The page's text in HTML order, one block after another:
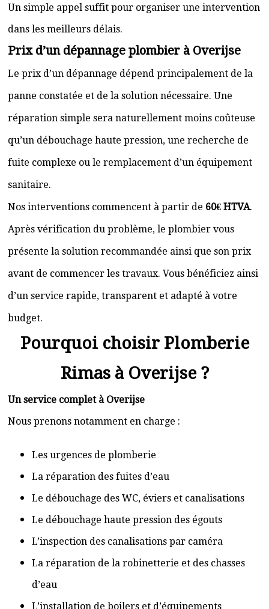
Un simple appel suffit pour organiser une intervention
dans les meilleurs délais.
Prix d’un dépannage plombier à Overijse
Le prix d’un dépannage dépend principalement de la
panne constatée et de la solution nécessaire. Une
réparation simple sera naturellement moins coûteuse
qu’un débouchage haute pression, une recherche de
fuite complexe ou le remplacement d’un équipement
sanitaire.
Nos interventions commencent à partir de 60€ HTVA.
Après vérification du problème, le plombier vous
présente la solution recommandée ainsi que son prix
avant de commencer les travaux. Vous bénéficiez ainsi
d’un service rapide, transparent et adapté à votre
budget.
Pourquoi choisir Plomberie
Rimas à Overijse ?
Un service complet à Overijse
Nous prenons notamment en charge :
Les urgences de plomberie
La réparation des fuites d’eau
Le débouchage des WC, éviers et canalisations
Le débouchage haute pression des égouts
L’inspection des canalisations par caméra
La réparation de la robinetterie et des chasses
d’eau
L’installation de boilers et d’équipements